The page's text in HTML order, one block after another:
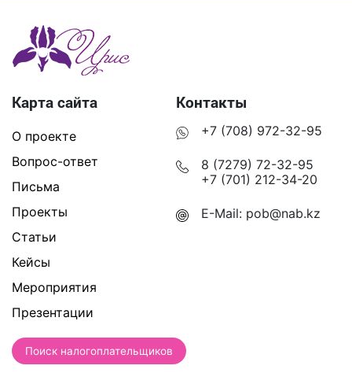
Карта сайта
О проекте
Вопрос-ответ
Письма
Проекты
Статьи
Кейсы
Мероприятия
Презентации
Контакты
+7 (708) 972-32-95
8 (7279) 72-32-95
+7 (701) 212-34-20
E-Mail: pob@nab.kz
Поиск налогоплательщиков